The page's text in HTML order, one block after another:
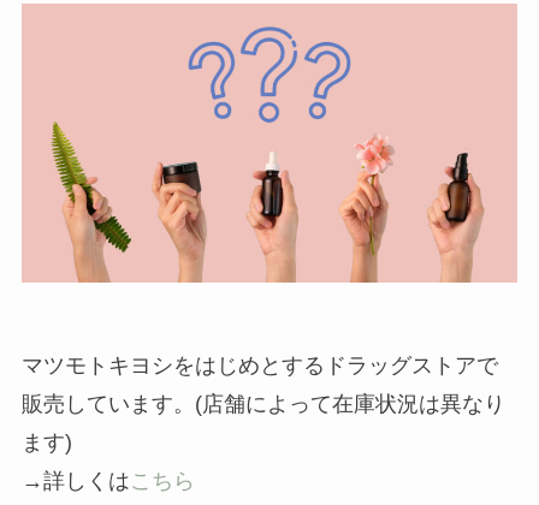
マツモトキヨシをはじめとするドラッグストアで
販売しています。(店舗によって在庫状況は異なり
ます)
→詳しくはこちら